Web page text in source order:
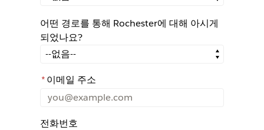
어떤 경로를 통해 Rochester에 대해 아시게
되었나요?
어떤 경로를 통해 Rochester에 대해 아시게 되었나요?
*이메일 주소
전화번호